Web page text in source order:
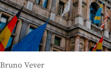
Bruno Vever